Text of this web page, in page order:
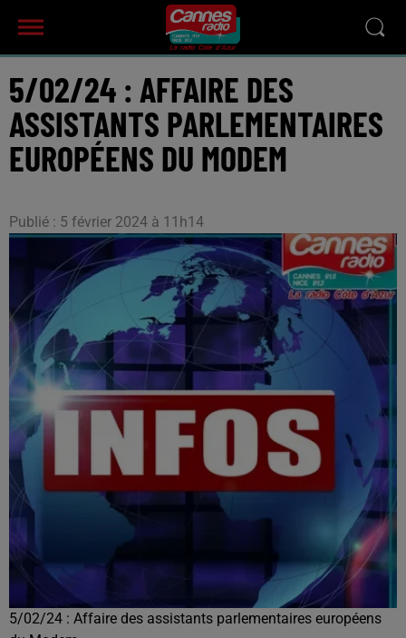
5/02/24 : AFFAIRE DES
ASSISTANTS PARLEMENTAIRES
EUROPÉENS DU MODEM
Publié : 5 février 2024 à 11h14
5/02/24 : Affaire des assistants parlementaires européens